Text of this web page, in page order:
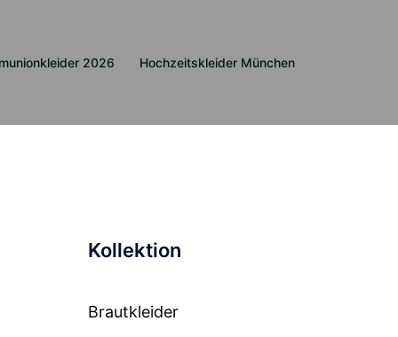
2026 Hochzeitskleider München
Kollektion
Brautkleider